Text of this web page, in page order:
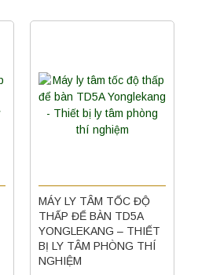
MÁY LY TÂM TỐC ĐỘ
THẤP ĐỂ BÀN TD5A
YONGLEKANG – THIẾT
BỊ LY TÂM PHÒNG THÍ
NGHIỆM